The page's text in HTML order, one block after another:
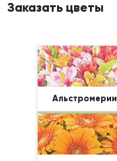
Заказать цветы
Альстромерии